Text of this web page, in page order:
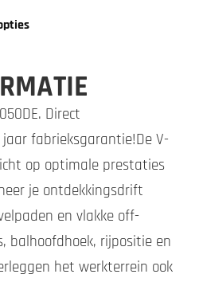
Direct
fabrieksgarantie!De V-
op optimale prestaties
je ontdekkingsdrift
en vlakke off-
balhoofdhoek, rijpositie en
het werkterrein ook